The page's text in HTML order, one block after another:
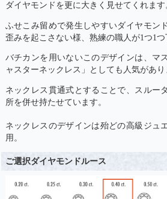
ダイヤモンドを更に大きく見せてくれます
ふせこみ留めで発生しやすいダイヤモン
歪みを起こさない様、熟練の職人が1つ1つ
バチカンを用いないこのデザインは、マ
ャスターネックレス」としても人気があり
ネックレス貫通式とすることで、スルー
所を併せ持たせています。
ネックレスのデザインは殆どの高級ジュ
用。
ご選択ダイヤモンドルース